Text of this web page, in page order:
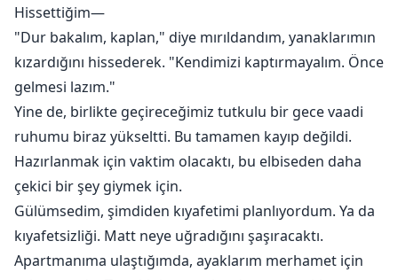
Hissettiğim—
"Dur bakalım, kaplan," diye mırıldandım, yanaklarımın
kızardığını hissederek. "Kendimizi kaptırmayalım. Önce
gelmesi lazım."
Yine de, birlikte geçireceğimiz tutkulu bir gece vaadi
ruhumu biraz yükseltti. Bu tamamen kayıp değildi.
Hazırlanmak için vaktim olacaktı, bu elbiseden daha
çekici bir şey giymek için.
Gülümsedim, şimdiden kıyafetimi planlıyordum. Ya da
kıyafetsizliği. Matt neye uğradığını şaşıracaktı.
Apartmanıma ulaştığımda, ayaklarım merhamet için